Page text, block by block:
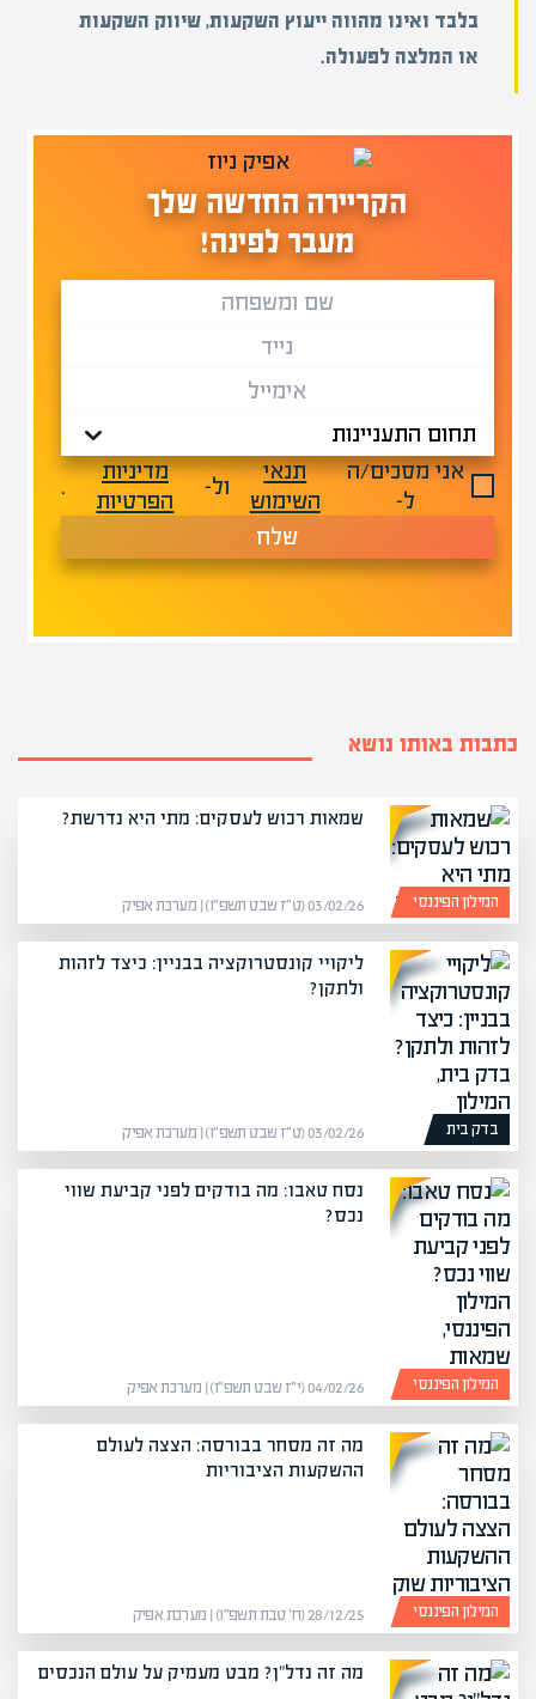
בלבד ואינו מהווה ייעוץ השקעות, שיווק השקעות
או המלצה לפעולה.
הקריירה החדשה שלך
מעבר לפינה!
אני מסכים/ה
ל-
תנאי
השימוש
ול-
מדיניות
הפרטיות
.
שלח
כתבות באותו נושא
המילון הפיננסי
שמאות רכוש לעסקים: מתי היא נדרשת?
03/02/26 (ט״ז שבט תשפ״ו) | מערכת אפיק
בדק בית
ליקויי קונסטרוקציה בבניין: כיצד לזהות
ולתקן?
03/02/26 (ט״ז שבט תשפ״ו) | מערכת אפיק
המילון הפיננסי
נסח טאבו: מה בודקים לפני קביעת שווי
נכס?
04/02/26 (י״ז שבט תשפ״ו) | מערכת אפיק
המילון הפיננסי
מה זה מסחר בבורסה: הצצה לעולם
ההשקעות הציבוריות
28/12/25 (ח׳ טבת תשפ״ו) | מערכת אפיק
מה זה נדל"ן? מבט מעמיק על עולם הנכסים